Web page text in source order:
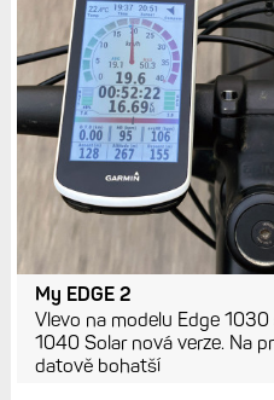
My EDGE 2
Vlevo na modelu Edge
1040 Solar nová verze. Na
datově bohatší